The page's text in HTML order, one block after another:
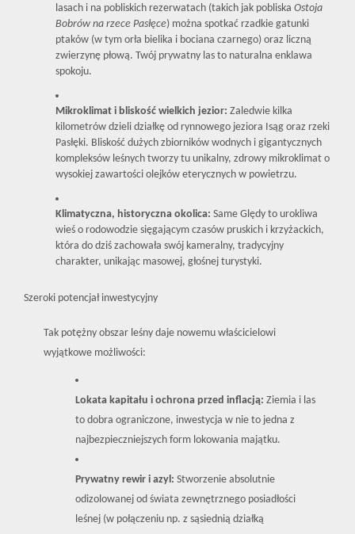
lasach i na pobliskich rezerwatach (takich jak pobliska Ostoja
Bobrów na rzece Pasłęce) można spotkać rzadkie gatunki
ptaków (w tym orła bielika i bociana czarnego) oraz liczną
zwierzynę płową. Twój prywatny las to naturalna enklawa
spokoju.
Mikroklimat i bliskość wielkich jezior: Zaledwie kilka
kilometrów dzieli działkę od rynnowego jeziora Isąg oraz rzeki
Pasłęki. Bliskość dużych zbiorników wodnych i gigantycznych
kompleksów leśnych tworzy tu unikalny, zdrowy mikroklimat o
wysokiej zawartości olejków eterycznych w powietrzu.
Klimatyczna, historyczna okolica: Same Ględy to urokliwa
wieś o rodowodzie sięgającym czasów pruskich i krzyżackich,
która do dziś zachowała swój kameralny, tradycyjny
charakter, unikając masowej, głośnej turystyki.
Szeroki potencjał inwestycyjny
Tak potężny obszar leśny daje nowemu właścicielowi
wyjątkowe możliwości:
Lokata kapitału i ochrona przed inflacją: Ziemia i las
to dobra ograniczone, inwestycja w nie to jedna z
najbezpieczniejszych form lokowania majątku.
Prywatny rewir i azyl: Stworzenie absolutnie
odizolowanej od świata zewnętrznego posiadłości
leśnej (w połączeniu np. z sąsiednią działką